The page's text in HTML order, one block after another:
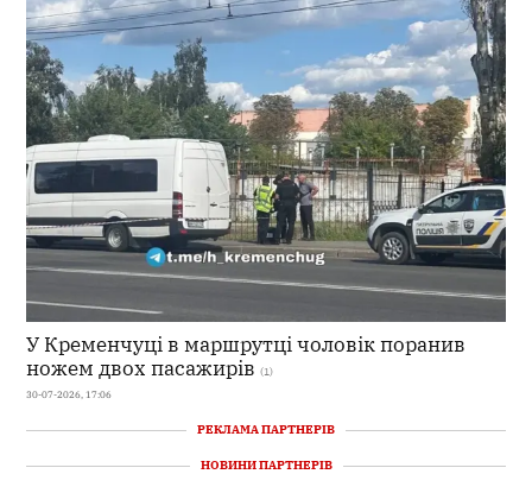
У Кременчуці в маршрутці чоловік поранив
ножем двох пасажирів (1)
30-07-2026, 17:06
РЕКЛАМА ПАРТНЕРІВ
НОВИНИ ПАРТНЕРІВ